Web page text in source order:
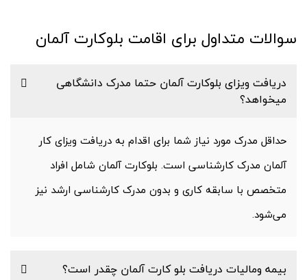
سوالات متداول برای اقامت بلوکارت آلمان
دریافت ویزای بلوکارت آلمان حتما مدرک دانشگاهی
میخواهد؟
حداقل مدرک مورد نیاز شما برای اقدام به دریافت ویزای کار
آلمان مدرک کارشناسی است. بلوکارت آلمان شامل افراد
متخصص با سابقه کاری و بدون مدرک کارشناسی ارشد نیز
می‌شود.
بیمه ومالیات دریافت بلو کارت آلمان چقدر است؟